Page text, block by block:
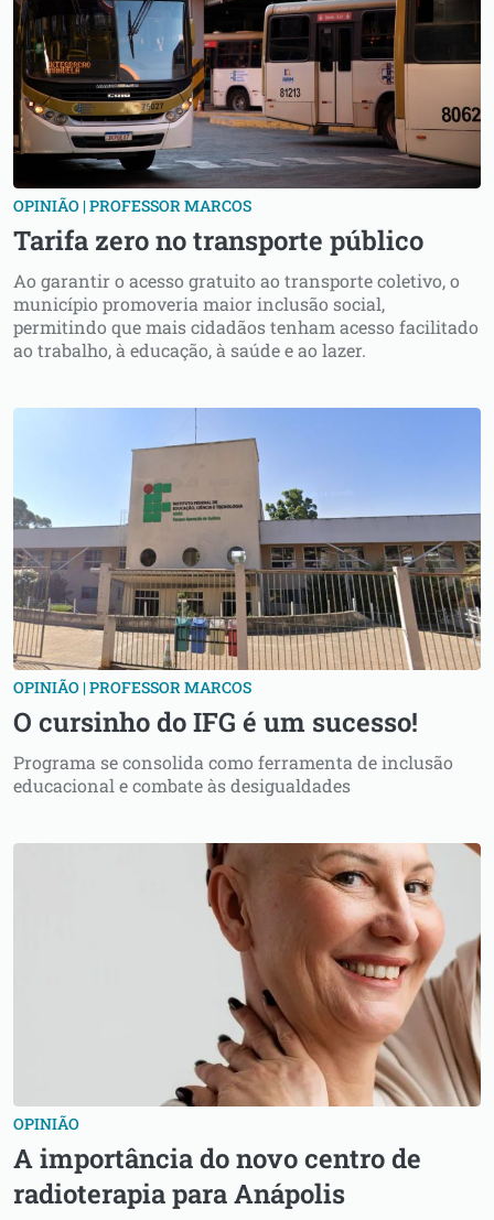
OPINIÃO | PROFESSOR MARCOS
Tarifa zero no transporte público
Ao garantir o acesso gratuito ao transporte coletivo, o
município promoveria maior inclusão social,
permitindo que mais cidadãos tenham acesso facilitado
ao trabalho, à educação, à saúde e ao lazer.
OPINIÃO | PROFESSOR MARCOS
O cursinho do IFG é um sucesso!
Programa se consolida como ferramenta de inclusão
educacional e combate às desigualdades
OPINIÃO
A importância do novo centro de
radioterapia para Anápolis